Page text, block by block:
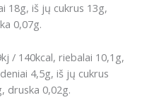
18g, iš jų cukrus 13g,
0,07g.
/ 140kcal, riebalai 10,1g,
4,5g, iš jų cukrus
druska 0,02g.